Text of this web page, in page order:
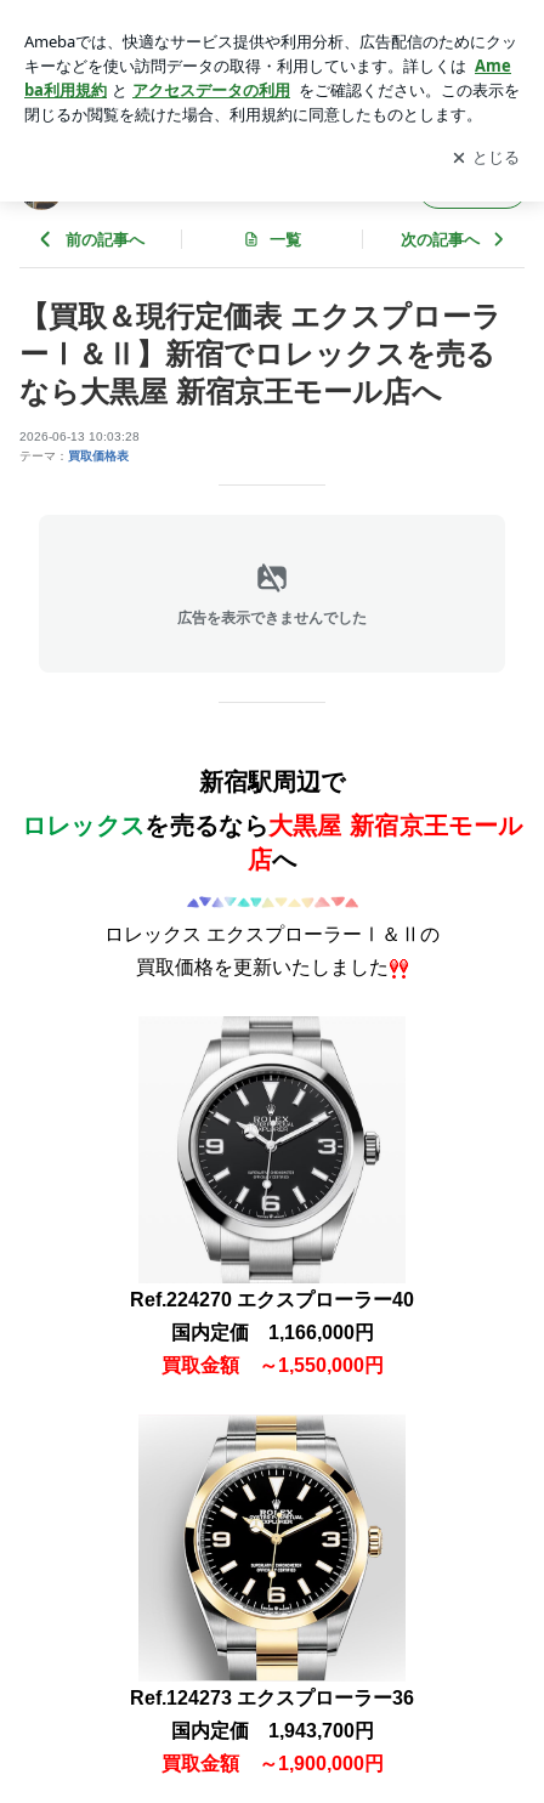
クスを売るなら大黒屋 新宿京王モール店へ | 大黒屋 新宿京王
モール店のブログ
アプリをダウンロードして ブログの更新通知
を受け取りまし
ょう。
開く
前の記事へ 一覧 次の記事へ
【買取＆現行定価表 エクスプローラ
ーⅠ＆Ⅱ】新宿でロレックスを売る
なら大黒屋 新宿京王モール店へ
2026-06-13 10:03:28
テーマ： 買取価格表
広告を表示できませんでした
新宿駅周辺で
ロレックスを売るなら大黒屋 新宿京王モール
店へ
ロレックス エクスプローラーⅠ＆Ⅱの
買取価格を更新いたしました
Ref.224270 エクスプローラー40
国内定価 1,166,000円
買取金額
～1,550,000円
Ref.124273 エクスプローラー36
国内定価 1,943,700円
買取金額
～1,900,000円